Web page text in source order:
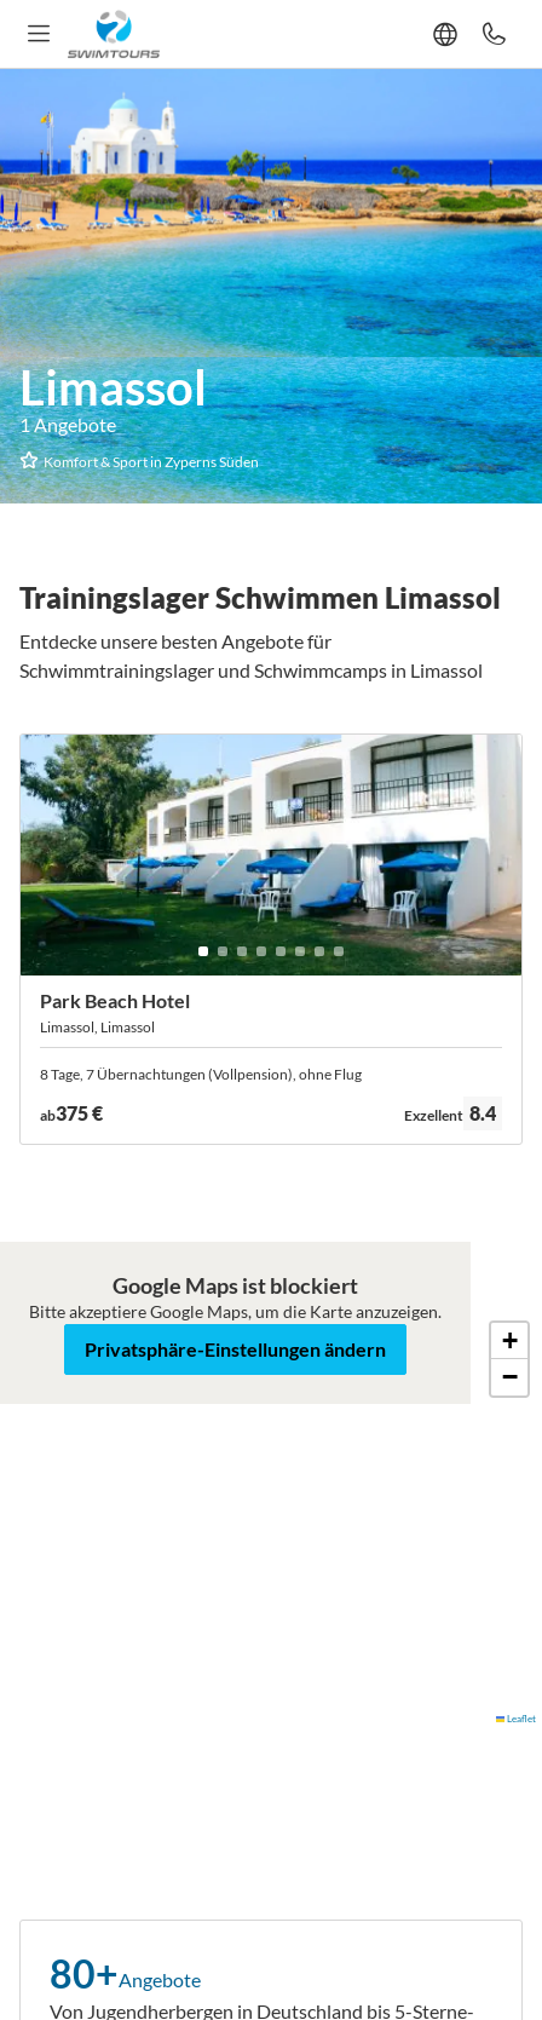
Limassol
1 Angebote
Komfort & Sport in Zyperns Süden
Trainingslager Schwimmen Limassol
Entdecke unsere besten Angebote für
Schwimmtrainingslager und Schwimmcamps in Limassol
Park Beach Hotel
Limassol, Limassol
8 Tage, 7 Übernachtungen (Vollpension), ohne Flug
ab375 € Bewertung:
Exzellent 8.4
Karte Satellit
+
−
Leaflet
Google Maps ist blockiert
Bitte akzeptiere Google Maps, um die Karte anzuzeigen.
Privatsphäre-Einstellungen ändern
80+Angebote
Von Jugendherbergen in Deutschland bis 5-Sterne-